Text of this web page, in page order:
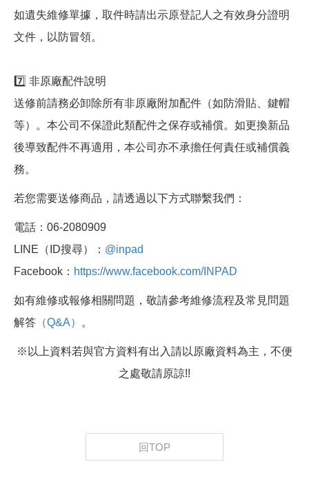
如遺失維修單據，取件時請出示原登記人之有效身分證明
文件，以防冒領。
7️⃣ 非原廠配件說明
送修前請務必卸除所有非原廠附加配件（如防滑貼、鍵帽
等）。本公司不保證此類配件之保存或補償。如更換新品
後導致配件不再適用，本公司亦不承擔任何責任或補償義
務。
若您需要送修商品，請透過以下方式聯繫我們：
電話：06-2080909
LINE（ID搜尋）： @inpad
Facebook： https://www.facebook.com/INPAD
如有維修或報修相關問題，敬請參考維修流程及常見問題
解答 （Q&A） 。
※以上資料若與官方資料有出入請以原廠資料為主，不便
之處敬請原諒!!
回TOP